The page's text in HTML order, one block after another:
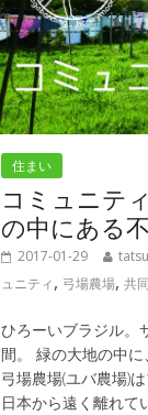
住まい
コミュニテ
の中にある
2017-01-29
ュニティ, 弓場農場,共
ひろーいブラジル。
間。 緑の大地の中に
弓場農場(ユバ農場)
日本から遠く離れて